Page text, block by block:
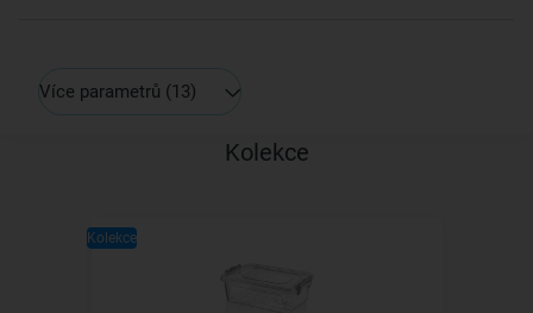
Více parametrů (13)
Kolekce
Kolekce